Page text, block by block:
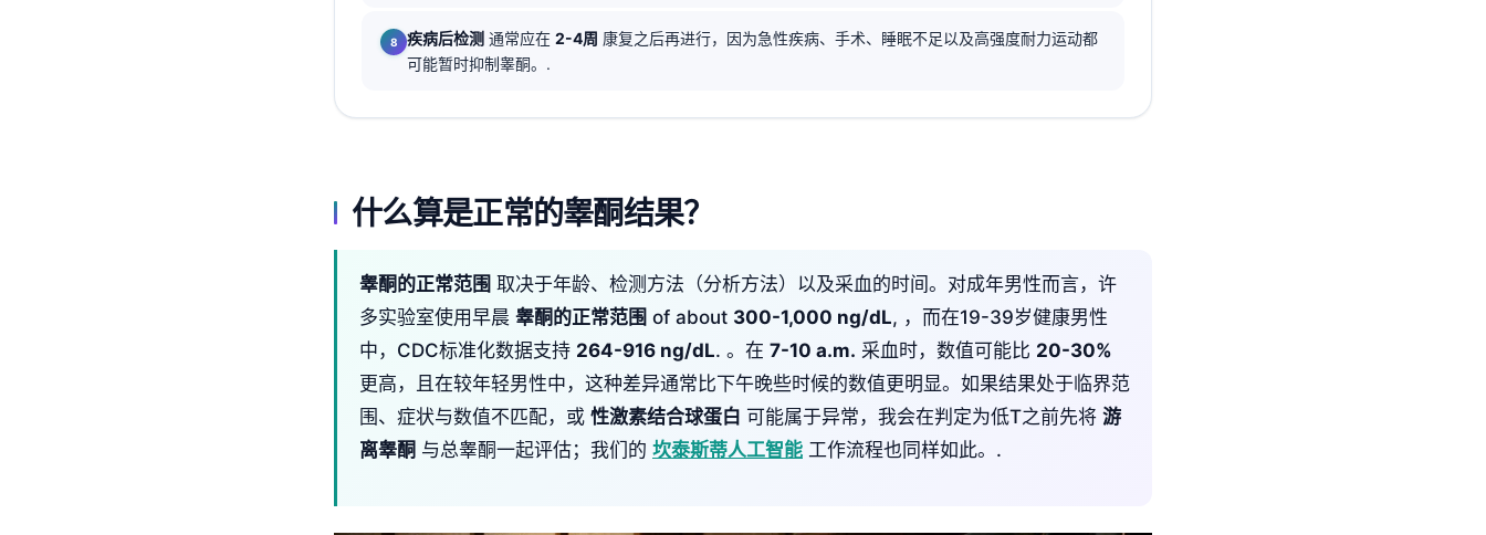
疾病后检测 通常应在 2-4周 康复之后再进行，因为急性疾病、手术、睡眠不足以及高强度耐力运动都
可能暂时抑制睾酮。.
什么算是正常的睾酮结果？
睾酮的正常范围 取决于年龄、检测方法（分析方法）以及采血的时间。对成年男性而言，许
多实验室使用早晨 睾酮的正常范围 of about 300-1,000 ng/dL, ，而在19-39岁健康男性
中，CDC标准化数据支持 264-916 ng/dL. 。在 7-10 a.m. 采血时，数值可能比 20-30%
更高，且在较年轻男性中，这种差异通常比下午晚些时候的数值更明显。如果结果处于临界范
围、症状与数值不匹配，或 性激素结合球蛋白 可能属于异常，我会在判定为低T之前先将 游
离睾酮 与总睾酮一起评估；我们的 坎泰斯蒂人工智能 工作流程也同样如此。.